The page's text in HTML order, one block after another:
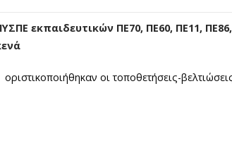
εκπαιδευτικών ΠΕ70, ΠΕ60, ΠΕ11,
οι τοποθετήσεις-